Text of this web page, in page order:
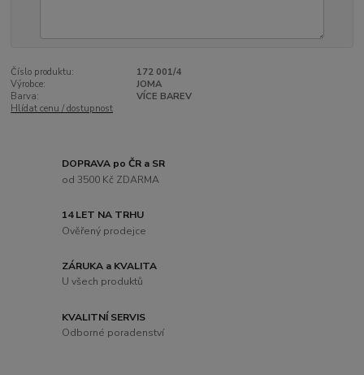
Číslo produktu:
172 001/4
Výrobce:
JOMA
Barva:
VÍCE BAREV
Hlídat cenu / dostupnost
DOPRAVA po ČR a SR
od 3500 Kč ZDARMA
14 LET NA TRHU
Ověřený prodejce
ZÁRUKA a KVALITA
U všech produktů
KVALITNÍ SERVIS
Odborné poradenství